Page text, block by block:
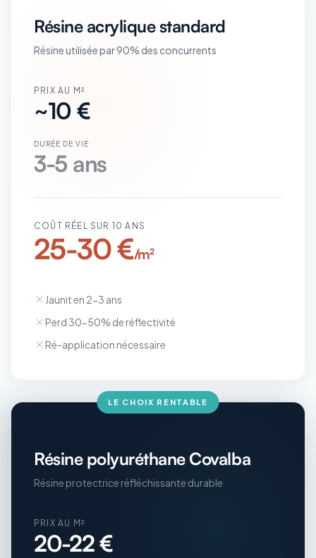
Résine acrylique standard
Résine utilisée par 90% des concurrents
PRIX AU M²
~10 €
DURÉE DE VIE
3-5 ans
COÛT RÉEL SUR 10 ANS
25-30 €/m²
Jaunit en 2-3 ans
Perd 30-50% de réflectivité
Ré-application nécessaire
LE CHOIX RENTABLE
Résine polyuréthane Covalba
Résine protectrice réfléchissante durable
PRIX AU M²
20-22 €